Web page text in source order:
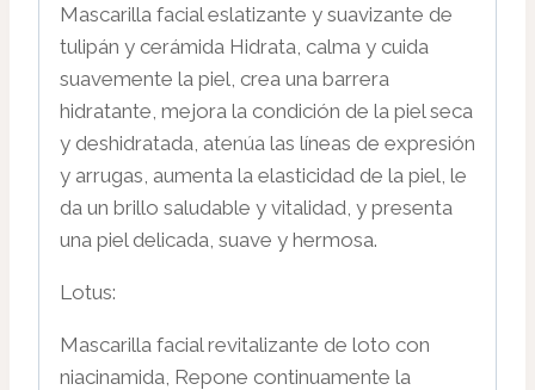
Mascarilla facial eslatizante y suavizante de
tulipán y cerámida Hidrata, calma y cuida
suavemente la piel, crea una barrera
hidratante, mejora la condición de la piel seca
y deshidratada, atenúa las líneas de expresión
y arrugas, aumenta la elasticidad de la piel, le
da un brillo saludable y vitalidad, y presenta
una piel delicada, suave y hermosa.
Lotus:
Mascarilla facial revitalizante de loto con
niacinamida, Repone continuamente la